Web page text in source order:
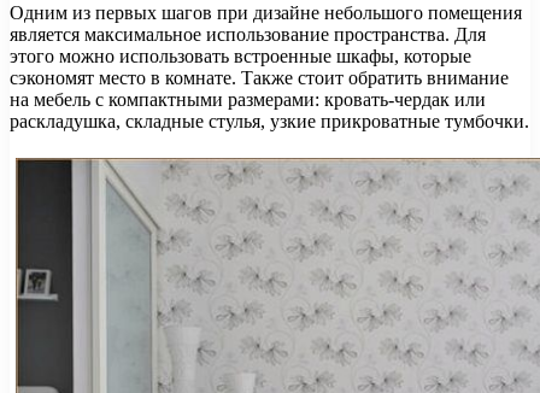
Одним из первых шагов при дизайне небольшого помещения
является максимальное использование пространства. Для
этого можно использовать встроенные шкафы, которые
сэкономят место в комнате. Также стоит обратить внимание
на мебель с компактными размерами: кровать-чердак или
раскладушка, складные стулья, узкие прикроватные тумбочки.